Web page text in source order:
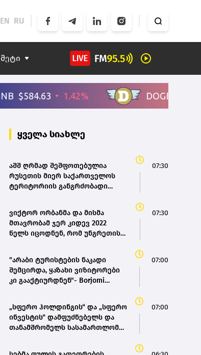
EN RU
მეტი
ყველა სიახლე
აშშ ღრმად შეშფოთებულია
რუსეთის მიერ საქართველოს
ტერიტორიის განგრძობადი
07:30
ვიქტორ ორბანმა და მისმა
მთავრობამ ჯერ კიდევ 2022
წელს იცოდნენ, რომ უნგრეთის
პეტერ მადიარი
07:30
"არაბი ტურისტების ნაკადი
შემცირდა, ყაზახი ვიზიტორები
კი გააქტიურდნენ"- Borjomi
07:00
„სფერო ჰოლდინგის“ და „სფერო
ინვესტის“ დამფუძნებელს და
თანამშრომელს სასამართლომ
07:00